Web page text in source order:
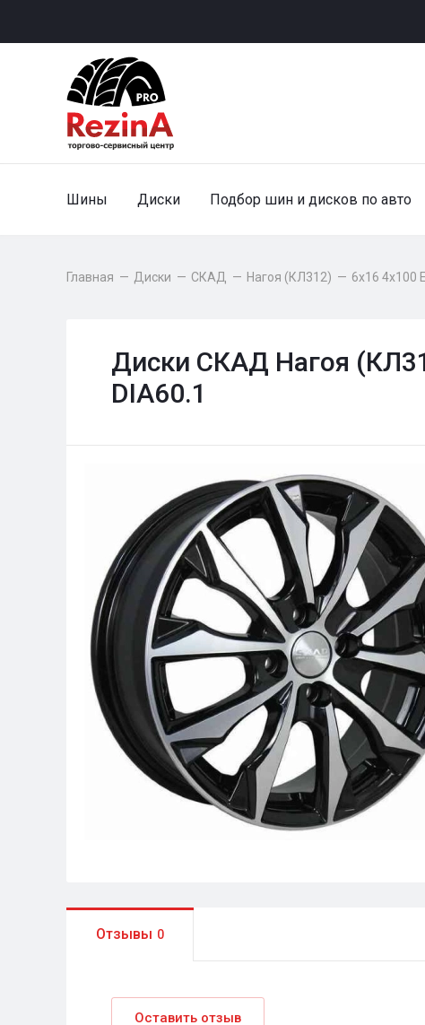
Шины Диски Подбор шин и дисков по авто
Главная — Диски — СКАД — Нагоя (КЛ312) — 6x16 4x100
Диски СКАД Нагоя
DIA60.1
Отзывы 0
Оставить отзыв